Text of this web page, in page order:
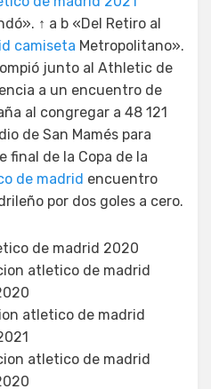
↑ a b «Del Retiro al
camiseta Metropolitano».
junto al Athletic de
a un encuentro de
al congregar a 48 121
de San Mamés para
final de la Copa de la
de madrid encuentro
por dos goles a cero.